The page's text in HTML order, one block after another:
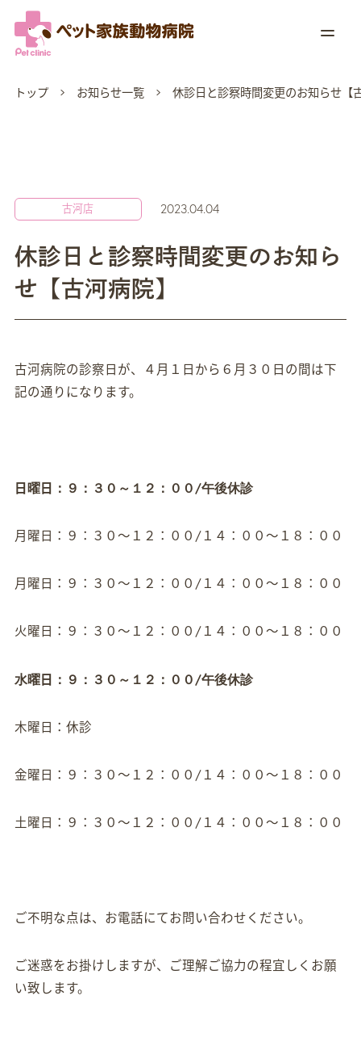
トップ お知らせ一覧 休診日と診察時間変更のお知らせ【
古河店 2023.04.04
休診日と診察時間変更のお知ら
せ【古河病院】
古河病院の診察日が、４月１日から６月３０日の間は下
記の通りになります。
日曜日：９：３０～１２：００/午後休診
月曜日：９：３０～１２：００/１４：００～１８：００
月曜日：９：３０～１２：００/１４：００～１８：００
火曜日：９：３０～１２：００/１４：００～１８：００
水曜日：９：３０～１２：００/午後休診
木曜日：休診
金曜日：９：３０～１２：００/１４：００～１８：００
土曜日：９：３０～１２：００/１４：００～１８：００
ご不明な点は、お電話にてお問い合わせください。
ご迷惑をお掛けしますが、ご理解ご協力の程宜しくお願
い致します。